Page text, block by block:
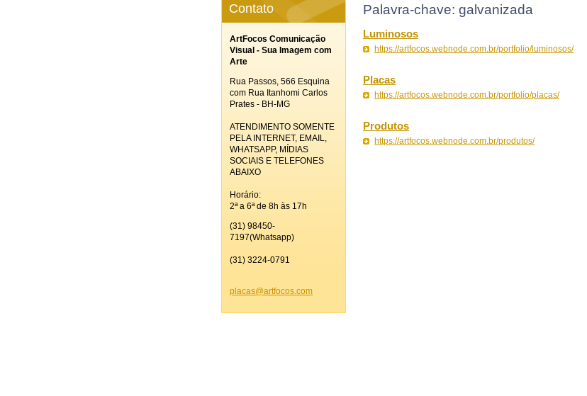
Palavra-chave: galvanizada
Luminosos
https://artfocos.webnode.com.br/portfolio/luminosos/
Placas
https://artfocos.webnode.com.br/portfolio/placas/
Produtos
https://artfocos.webnode.com.br/produtos/
Contato
ArtFocos Comunicação
Visual - Sua Imagem com
Arte
Rua Passos, 566 Esquina
com Rua Itanhomi Carlos
Prates - BH-MG
ATENDIMENTO SOMENTE
PELA INTERNET, EMAIL,
WHATSAPP, MÍDIAS
SOCIAIS E TELEFONES
ABAIXO
Horário:
2ª a 6ª de 8h às 17h
(31) 98450-
7197(Whatsapp)
(31) 3224-0791
placas@artfocos.com